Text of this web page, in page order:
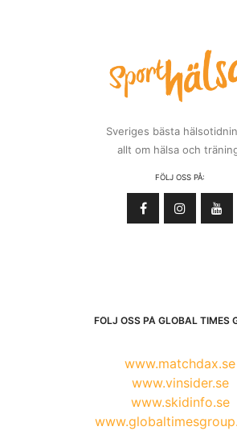
Sveriges bästa
allt om hälsa och
FÖLJ OSS PÅ:
FÖLJ OSS PÅ GLOBAL TIMES
www.matchdax.se
www.vinsider.se
www.skidinfo.se